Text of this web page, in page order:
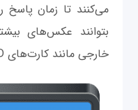
می‌کنند تا زمان پاسخ
بتوانند عکس‌های
خارجی مانند کارت‌های SD ذخیره کنند.